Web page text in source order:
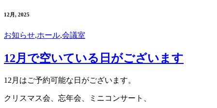
12月, 2025
お知らせ,ホール,会議室
12月で空いている日がございます
12月はご予約可能な日がございます。
クリスマス会、忘年会、ミニコンサート、